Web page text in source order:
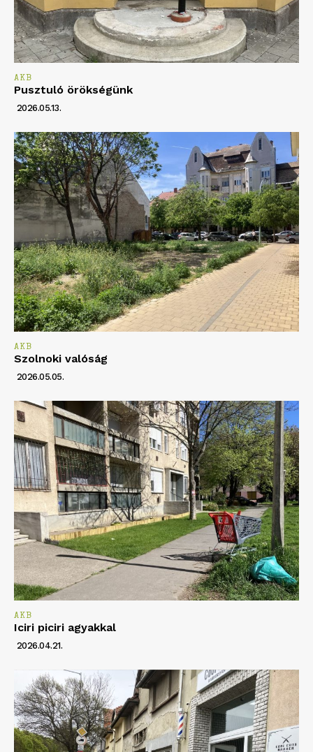
AKB
Pusztuló örökségünk
2026.05.13.
AKB
Szolnoki valóság
2026.05.05.
AKB
Iciri piciri agyakkal
2026.04.21.